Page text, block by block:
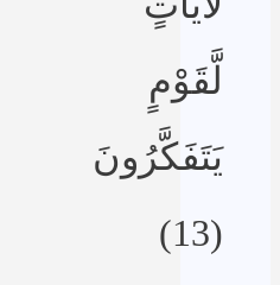
لَّقَوْمٍ
يَتَفَكَّرُونَ
(13)